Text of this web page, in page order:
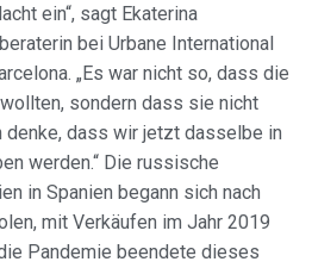
ein“, sagt Ekaterina
bei Urbane International
„Es war nicht so, dass die
sondern dass sie nicht
denke, dass wir jetzt dasselbe in
werden.“ Die russische
in Spanien begann sich nach
mit Verkäufen im Jahr 2019
Pandemie beendete dieses